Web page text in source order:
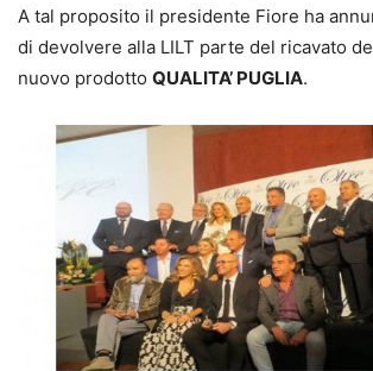
A tal proposito il presidente Fiore ha
di devolvere alla LILT parte del ricavato
nuovo prodotto QUALITA’ PUGLIA.